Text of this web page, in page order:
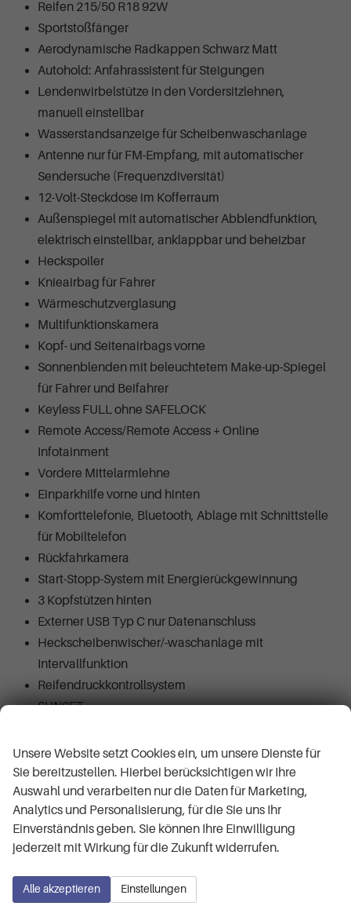
Reifen 215/50 R18 92W
Sportstoßfänger
Aerodynamische Radkappen Schwarz Matt
Autohold: Anfahrassistent für Steigungen
Lendenwirbelstütze in den Vordersitzlehnen,
manuell einstellbar
Wasserstandsanzeige für Scheibenwaschanlage
Antenne nur für FM-Empfang, mit automatischer
Sendersuche (Frequenzdiversität)
12-Volt-Steckdose im Kofferraum
Außenspiegel mit automatischer Abblendfunktion,
elektrisch einstellbar, anklappbar und beheizbar
Heckspoiler
Knieairbag für Fahrer
Wärmeschutzverglasung
Multifunktionskamera
Kopf- und Seitenairbags vorne
Sonnenblenden mit beleuchtetem Make-up-Spiegel
für Fahrer und Beifahrer
Keyless FULL ohne SAFELOCK
Remote Access/Remote Access + Online
Infotainment
Vordere Mittelarmlehne
Einparkhilfe vorne und hinten
Komforttelefonie, Bluetooth, Ablage mit Schnittstelle
für Mobiltelefon
Rückfahrkamera
Start-Stopp-System mit Energierückgewinnung
3 Kopfstützen hinten
Externer USB Typ C nur Datenanschluss
Heckscheibenwischer/-waschanlage mit
Intervallfunktion
Reifendruckkontrollsystem
SUNSET
Kraftbegrenzung
Front Assist inkl. City-Notbremsfunktion für ACC high
Climatronic, mit Staubfilter, FCKW-frei
SIDE ASSIST - Totwinkelassistent
Sprachsteuerung
Rücksitzbank nicht geteilt, Lehne geteilt und
umklappbar, mit Mittelarmlehne
Virtual Cockpit
Unsere Website setzt Cookies ein, um unsere Dienste für
Sie bereitzustellen. Hierbei berücksichtigen wir Ihre
Auswahl und verarbeiten nur die Daten für Marketing,
Analytics und Personalisierung, für die Sie uns Ihr
Einverständnis geben. Sie können Ihre Einwilligung
jederzeit mit Wirkung für die Zukunft widerrufen.
Alle akzeptieren Einstellungen